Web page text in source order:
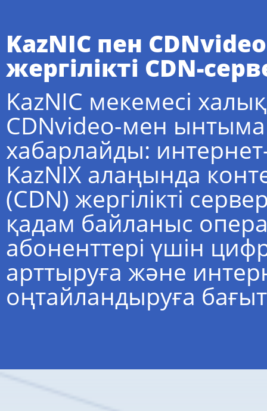
KazNIC пен
жергілікті CDN-
KazNIC мекемесі
CDNvideo-мен
хабарлайды:
KazNIX алаңында
(CDN) жергілікті
қадам байланыс
абоненттері үшін
арттыруға және
оңтайландыруға